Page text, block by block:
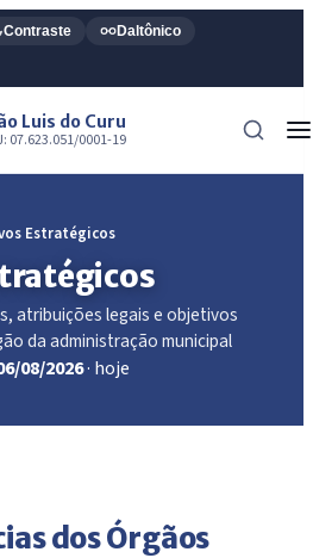
Contraste Daltônico
Luis do Curu
07.623.051/0001-19
Estratégicos
atribuições legais e objetivos
da administração municipal
08/2026· hoje
dos Órgãos